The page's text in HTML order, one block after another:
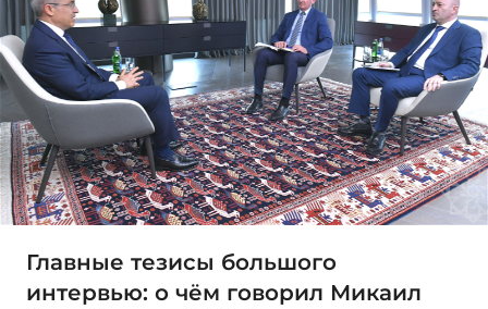
Главные тезисы большого
интервью: о чём говорил Микаил